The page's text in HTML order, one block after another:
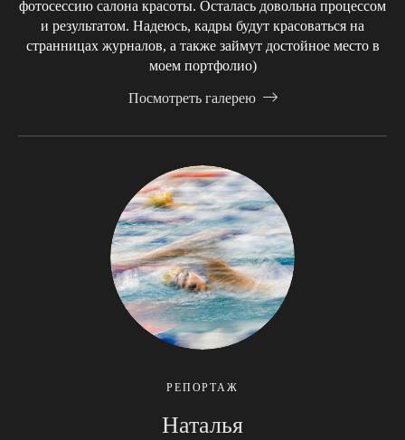
фотосессию салона красоты. Осталась довольна процессом
и результатом. Надеюсь, кадры будут красоваться на
странницах журналов, а также займут достойное место в
моем портфолио)
Посмотреть галерею
РЕПОРТАЖ
Наталья